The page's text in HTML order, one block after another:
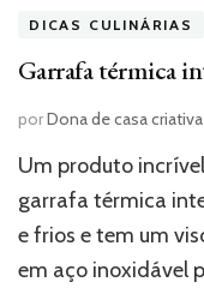
DICAS CULINÁRIAS
Garrafa térmica
porDona de casa criativa
Um produto
garrafa térmica
e frios e tem um
em aço inoxidável